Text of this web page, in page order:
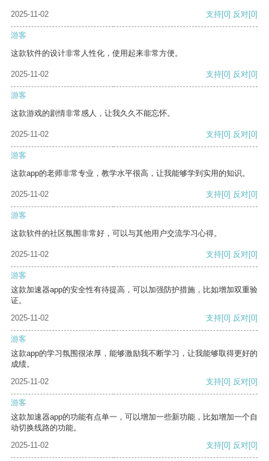
2025-11-02 支持[0] 反对[0]
游客
这款软件的设计非常人性化，使用起来非常方便。
2025-11-02 支持[0] 反对[0]
游客
这款游戏的剧情非常感人，让我久久不能忘怀。
2025-11-02 支持[0] 反对[0]
游客
这款app的老师非常专业，教学水平很高，让我能够学到实用的知识。
2025-11-02 支持[0] 反对[0]
游客
这款软件的社区氛围非常好，可以与其他用户交流学习心得。
2025-11-02 支持[0] 反对[0]
游客
这款加速器app的安全性有待提高，可以加强防护措施，比如增加双重验
证。
2025-11-02
支持[0] 反对[0]
游客
这款app的学习氛围很浓厚，能够激励我不断学习，让我能够取得更好的
成绩。
2025-11-02
支持[0] 反对[0]
游客
这款加速器app的功能有点单一，可以增加一些新功能，比如增加一个自
动切换线路的功能。
2025-11-02
支持[0] 反对[0]